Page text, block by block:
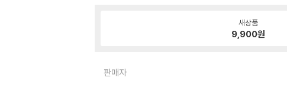
새상품
9,900원
판매자